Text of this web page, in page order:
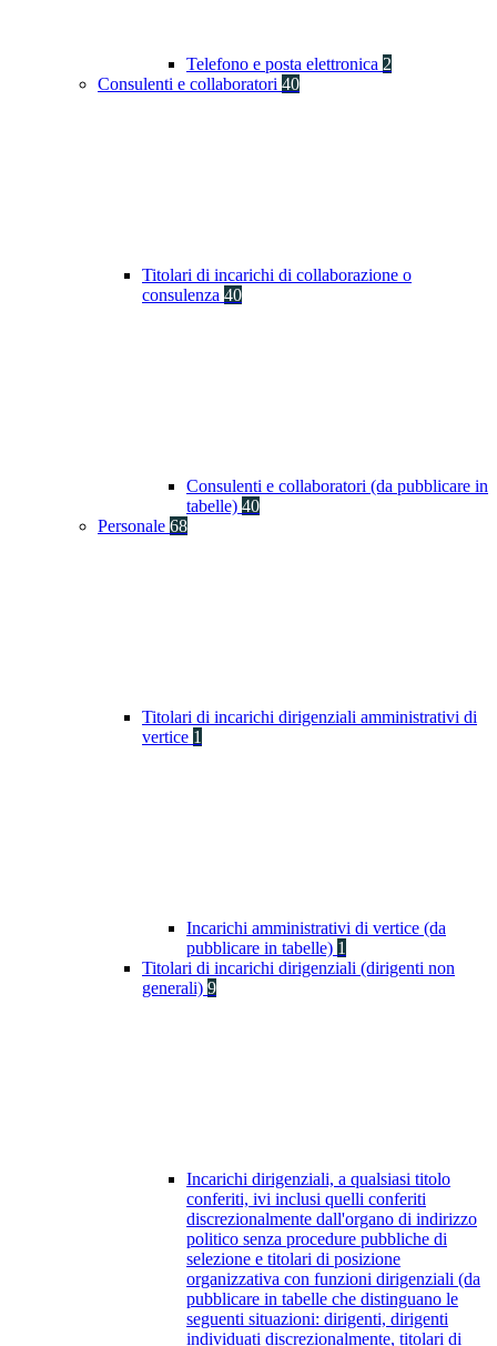
Telefono e posta elettronica 2
Consulenti e collaboratori 40
Titolari di incarichi di collaborazione o
consulenza 40
Consulenti e collaboratori (da pubblicare in
tabelle) 40
Personale 68
Titolari di incarichi dirigenziali amministrativi di
vertice 1
Incarichi amministrativi di vertice (da
pubblicare in tabelle) 1
Titolari di incarichi dirigenziali (dirigenti non
generali) 9
Incarichi dirigenziali, a qualsiasi titolo
conferiti, ivi inclusi quelli conferiti
discrezionalmente dall'organo di indirizzo
politico senza procedure pubbliche di
selezione e titolari di posizione
organizzativa con funzioni dirigenziali (da
pubblicare in tabelle che distinguano le
seguenti situazioni: dirigenti, dirigenti
individuati discrezionalmente, titolari di